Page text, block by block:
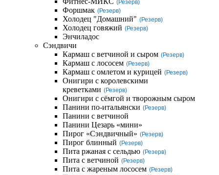
(Резерв)
Форшмак (Резерв)
Холодец "Домашний" (Резерв)
Холодец говяжий (Резерв)
Энчиладос
Сэндвичи
Кармаш с ветчиной и сыром (Резерв)
Кармаш с лососем (Резерв)
Кармаш с омлетом и курицей (Резерв)
Онигири с королевскими
креветками (Резерв)
Онигири с сёмгой и творожным сыром
Панини по-итальянски (Резерв)
Панини с ветчиной
Панини Цезарь «мини»
Пирог «Сэндвичный» (Резерв)
Пирог блинный (Резерв)
Пита ржаная с сельдью (Резерв)
Пита с ветчиной (Резерв)
Пита с жареным лососем (Резерв)